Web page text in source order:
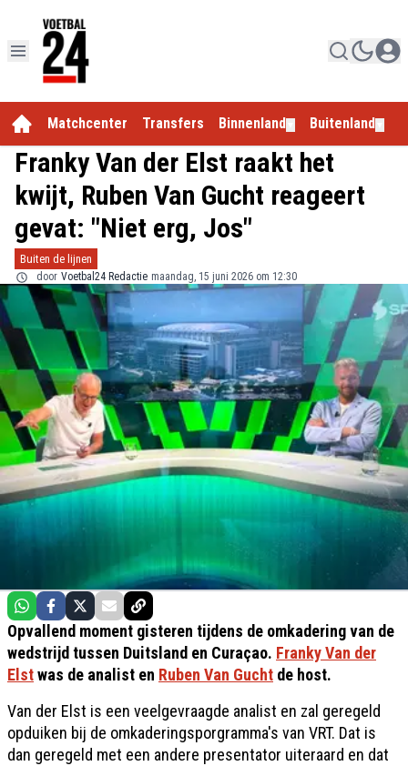
Matchcenter Transfers Binnenland Buitenland
Franky Van der Elst raakt het
kwijt, Ruben Van Gucht reageert
gevat: "Niet erg, Jos"
Buiten de lijnen
door Voetbal24 Redactie maandag, 15 juni 2026 om 12:30
Opvallend moment gisteren tijdens de omkadering van de
wedstrijd tussen Duitsland en Curaçao. Franky Van der
Elstwas de analist en Ruben Van Gucht de host.
Van der Elst is een veelgevraagde analist en zal geregeld
opduiken bij de omkaderingsporgramma's van VRT. Dat is
dan geregeld met een andere presentator uiteraard en dat